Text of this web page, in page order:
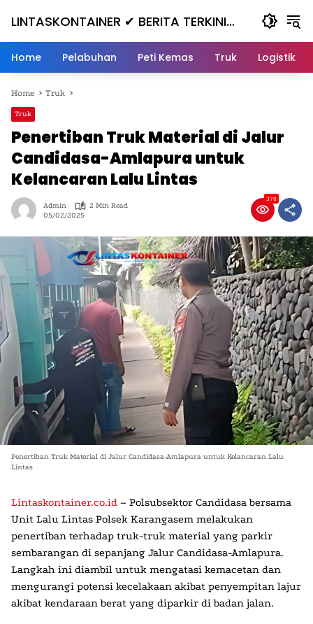
LINTASKONTAINER ✔ BERITA TERKINI
KONTAINER TERBARU HARI INI
Home Pelabuhan Peti Kemas Truk Logistik
Home Truk
Truk
Penertiban Truk Material di Jalur
Candidasa-Amlapura untuk
Kelancaran Lalu Lintas
Admin
2 Min Read
05/02/2025
378
Penertiban Truk Material di Jalur Candidasa-Amlapura untuk Kelancaran Lalu
Lintas
Lintaskontainer.co.id – Polsubsektor Candidasa bersama
Unit Lalu Lintas Polsek Karangasem melakukan
penertiban terhadap truk-truk material yang parkir
sembarangan di sepanjang Jalur Candidasa-Amlapura.
Langkah ini diambil untuk mengatasi kemacetan dan
mengurangi potensi kecelakaan akibat penyempitan lajur
akibat kendaraan berat yang diparkir di badan jalan.